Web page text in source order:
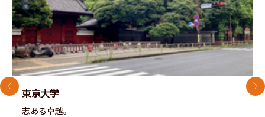
東京大学
志ある卓越。
前のスライド 次